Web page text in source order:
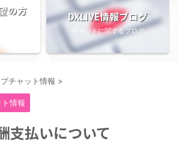
の方
情報
DXLIVE情報ブログ
チャットに関するブログ
チャット情報 >
情報
支払いについて